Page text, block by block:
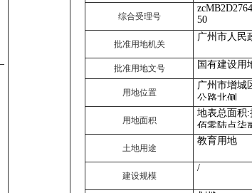
综合受理号
批准用地机关
批准用地文号
用地位置
用地面积
土地用途
建设规模